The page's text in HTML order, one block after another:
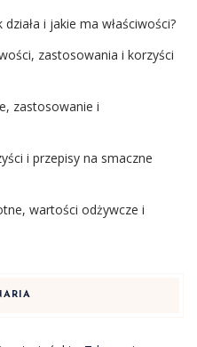
i jakie ma właściwości?
zastosowania i korzyści
zastosowanie i
i przepisy na smaczne
wartości odżywcze i